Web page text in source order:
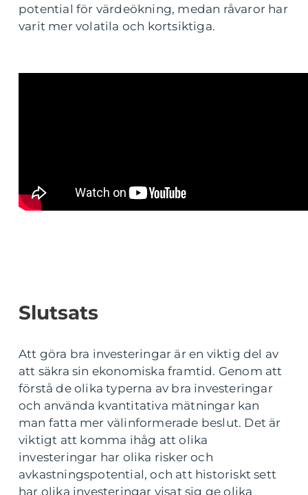
potential för värdeökning, medan råvaror har
varit mer volatila och kortsiktiga.
Slutsats
Att göra bra investeringar är en viktig del av
att säkra sin ekonomiska framtid. Genom att
förstå de olika typerna av bra investeringar
och använda kvantitativa mätningar kan
man fatta mer välinformerade beslut. Det är
viktigt att komma ihåg att olika
investeringar har olika risker och
avkastningspotential, och att historiskt sett
har olika investeringar visat sig ge olika